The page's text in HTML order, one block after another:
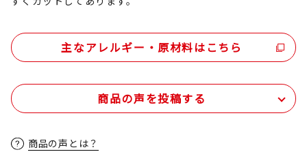
主なアレルギー・原材料はこちら
商品の声を投稿する
商品の声とは？